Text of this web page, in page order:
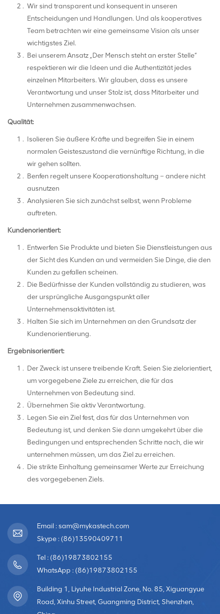
Wir sind transparent und konsequent in unseren
Entscheidungen und Handlungen. Und als kooperatives
Team betrachten wir eine gemeinsame Vision als unser
wichtigstes Ziel.
Bei unserem Ansatz „Der Mensch steht an erster Stelle“
respektieren wir die Ideen und die Authentizität jedes
einzelnen Mitarbeiters. Wir glauben, dass es unsere
Verantwortung und unser Stolz ist, dass Mitarbeiter und
Unternehmen zusammenwachsen.
Qualität:
Isolieren Sie äußere Kräfte und begreifen Sie in einem
normalen Geisteszustand die vernünftige Richtung, in die
wir gehen sollten.
Benfen regelt unsere Kooperationshaltung – andere nicht
ausnutzen
Analysieren Sie sich zunächst selbst, wenn Probleme
auftreten.
Kundenorientiert:
Entwerfen Sie Produkte und bieten Sie Dienstleistungen aus
der Sicht des Kunden an und vermeiden Sie Dinge, die den
Kunden zu gefallen scheinen.
Die Bedürfnisse der Kunden vollständig zu studieren, was
der ursprüngliche Ausgangspunkt aller
Unternehmensaktivitäten ist.
Halten Sie sich im Unternehmen an den Grundsatz der
Kundenorientierung.
Ergebnisorientiert:
Der Zweck ist unsere treibende Kraft. Seien Sie zielorientiert,
um vorgegebene Ziele zu erreichen, die für das
Unternehmen von Bedeutung sind.
Übernehmen Sie aktiv Verantwortung.
Legen Sie ein Ziel fest, das für das Unternehmen von
Bedeutung ist, und denken Sie dann umgekehrt über die
Bedingungen und entsprechenden Schritte nach, die wir
unternehmen müssen, um das Ziel zu erreichen.
Die strikte Einhaltung gemeinsamer Werte zur Erreichung
des vorgegebenen Ziels.
Email : sam@mykastech.com
Skype : (86)13590409711
Tel : (86)19873802155
WhatsApp : (86)19873802155
Building 1, Liyuhe Industrial Zone, No. 85, Xiguangyue
Road, Xinhu Street, Guangming District, Shenzhen,